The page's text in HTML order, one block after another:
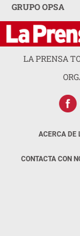
GRUPO OPSA
LA PRENSA
ACERCA DE
CONTACTA CON